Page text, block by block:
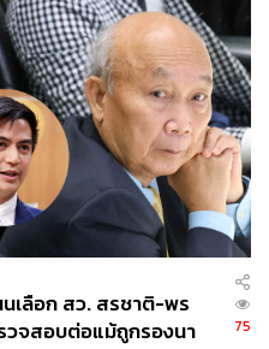
เลือก สว. สรชาติ-พร
วจสอบต่อแม้ถูกรองนา
75